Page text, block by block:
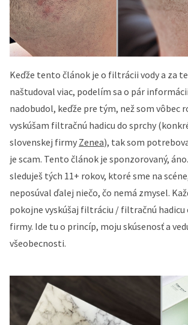
Keďže tento článok je o filtrácii vody a za
naštudoval viac, podelím sa o pár
nadobudol, keďže pre tým, než som vôbec
vyskúšam filtračnú hadicu do sprchy
slovenskej firmy Zenea), tak som
je scam. Tento článok je sponzorovaný,
sleduješ tých 11+ rokov, ktoré sme na
neposúval ďalej niečo, čo nemá zmysel.
pokojne vyskúšaj filtráciu / filtračnú hadicu
firmy. Ide tu o princíp, moju skúsenosť a
všeobecnosti.